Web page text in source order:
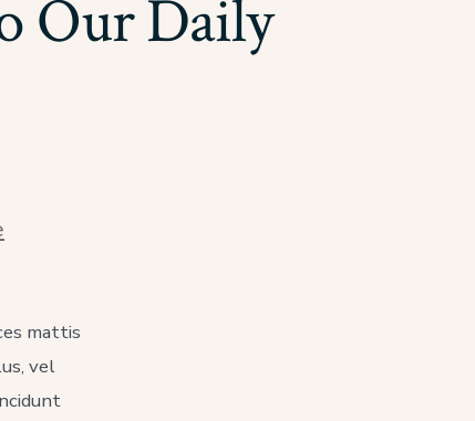
Our Daily
How
Into
Our
Daily
Lives
mattis
vel